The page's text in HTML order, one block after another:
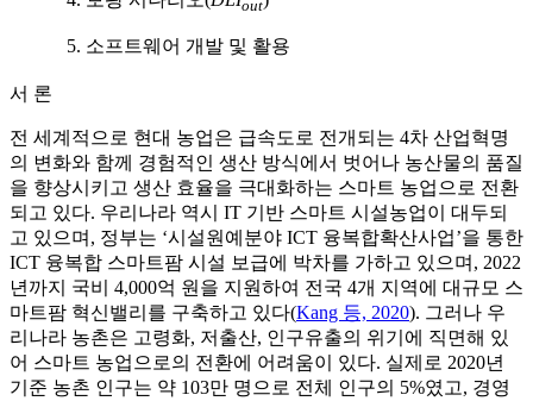
out
5. 소프트웨어 개발 및 활용
서 론
전 세계적으로 현대 농업은 급속도로 전개되는 4차 산업혁명
의 변화와 함께 경험적인 생산 방식에서 벗어나 농산물의 품질
을 향상시키고 생산 효율을 극대화하는 스마트 농업으로 전환
되고 있다. 우리나라 역시 IT 기반 스마트 시설농업이 대두되
고 있으며, 정부는 ‘시설원예분야 ICT 융복합확산사업’을 통한
ICT 융복합 스마트팜 시설 보급에 박차를 가하고 있으며, 2022
년까지 국비 4,000억 원을 지원하여 전국 4개 지역에 대규모 스
마트팜 혁신밸리를 구축하고 있다(Kang 등, 2020). 그러나 우
리나라 농촌은 고령화, 저출산, 인구유출의 위기에 직면해 있
어 스마트 농업으로의 전환에 어려움이 있다. 실제로 2020년
기준 농촌 인구는 약 103만 명으로 전체 인구의 5%였고, 경영